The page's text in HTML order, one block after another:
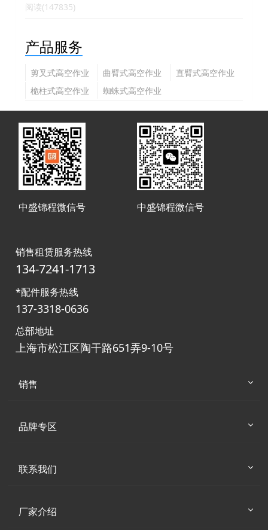
阅读(147835)
产品服务
剪叉式高空作业
平台
曲臂式高空作业
平台
直臂式高空作业
桅柱式高空作业
蜘蛛式高空作业
中盛锦程微信号 中盛锦程微信号
销售租赁服务热线
134-7241-1713
*配件服务热线
137-3318-0636
总部地址
上海市松江区陶干路651弄9-10号
销售
品牌专区
联系我们
厂家介绍